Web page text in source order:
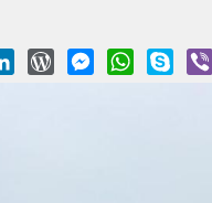
LinkedInWordPressMessengerWhatsApp
Skype